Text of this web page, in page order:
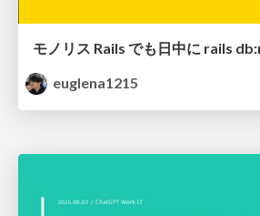
euglena1215